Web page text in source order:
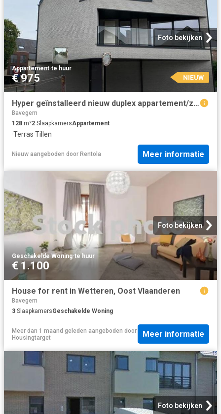
Foto bekijken
Appartement·te huur
€ 975 NIEUW
Hyper geïnstalleerd nieuw duplex appartement/zonnepanelen
Bavegem
128 m²2 SlaapkamersAppartement
·Terras·Tillen
Nieuw aangeboden door Rentola Meer informatie
Foto bekijken
Geschakelde Woning·te huur
€ 1.100
House for rent in Wetteren, Oost Vlaanderen
Bavegem
3 SlaapkamersGeschakelde Woning
Meer dan 1 maand geleden aangeboden door
Housingtarget
Meer informatie
Foto bekijken